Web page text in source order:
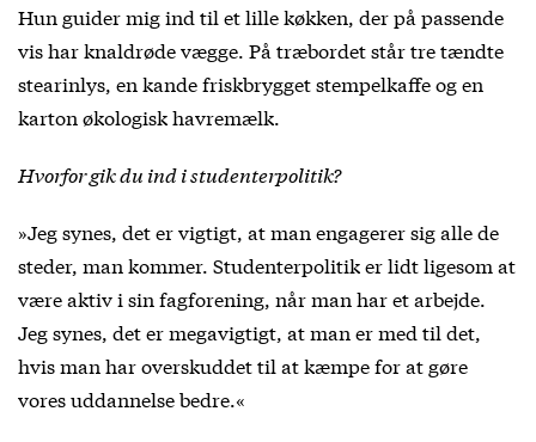
Hun guider mig ind til et lille køkken, der på passende
vis har knaldrøde vægge. På træbordet står tre tændte
stearinlys, en kande friskbrygget stempelkaffe og en
karton økologisk havremælk.
Hvorfor gik du ind i studenterpolitik?
»Jeg synes, det er vigtigt, at man engagerer sig alle de
steder, man kommer. Studenterpolitik er lidt ligesom at
være aktiv i sin fagforening, når man har et arbejde.
Jeg synes, det er megavigtigt, at man er med til det,
hvis man har overskuddet til at kæmpe for at gøre
vores uddannelse bedre.«